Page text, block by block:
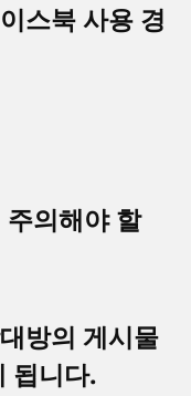
스북 사용 경
의해야 할
방의 게시물
됩니다.